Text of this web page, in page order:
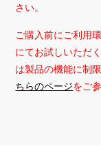
さい。
ご購入前にご利用
にてお試しいただ
は製品の機能に制
ちらのページをご